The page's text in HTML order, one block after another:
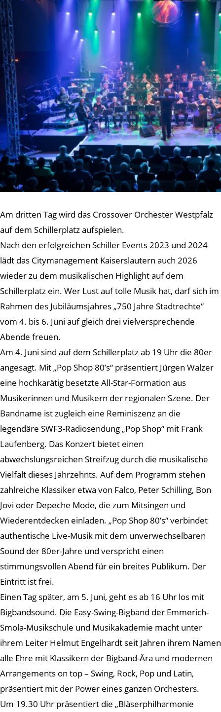
Am dritten Tag wird das Crossover Orchester Westpfalz
auf dem Schillerplatz aufspielen.
Nach den erfolgreichen Schiller Events 2023 und 2024
lädt das Citymanagement Kaiserslautern auch 2026
wieder zu dem musikalischen Highlight auf dem
Schillerplatz ein. Wer Lust auf tolle Musik hat, darf sich im
Rahmen des Jubiläumsjahres „750 Jahre Stadtrechte“
vom 4. bis 6. Juni auf gleich drei vielversprechende
Abende freuen.
Am 4. Juni sind auf dem Schillerplatz ab 19 Uhr die 80er
angesagt. Mit „Pop Shop 80’s“ präsentiert Jürgen Walzer
eine hochkarätig besetzte All-Star-Formation aus
Musikerinnen und Musikern der regionalen Szene. Der
Bandname ist zugleich eine Reminiszenz an die
legendäre SWF3-Radiosendung „Pop Shop“ mit Frank
Laufenberg. Das Konzert bietet einen
abwechslungsreichen Streifzug durch die musikalische
Vielfalt dieses Jahrzehnts. Auf dem Programm stehen
zahlreiche Klassiker etwa von Falco, Peter Schilling, Bon
Jovi oder Depeche Mode, die zum Mitsingen und
Wiederentdecken einladen. „Pop Shop 80’s“ verbindet
authentische Live-Musik mit dem unverwechselbaren
Sound der 80er-Jahre und verspricht einen
stimmungsvollen Abend für ein breites Publikum. Der
Eintritt ist frei.
Einen Tag später, am 5. Juni, geht es ab 16 Uhr los mit
Bigbandsound. Die Easy-Swing-Bigband der Emmerich-
Smola-Musikschule und Musikakademie macht unter
ihrem Leiter Helmut Engelhardt seit Jahren ihrem Namen
alle Ehre mit Klassikern der Bigband-Ära und modernen
Arrangements on top – Swing, Rock, Pop und Latin,
präsentiert mit der Power eines ganzen Orchesters.
Um 19.30 Uhr präsentiert die „Bläserphilharmonie